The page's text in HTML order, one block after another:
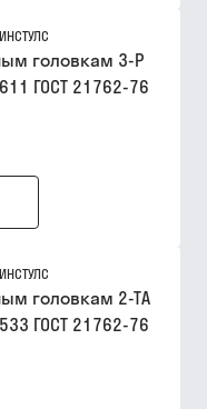
ИНСТУЛС
головкам 3-Р
ГОСТ 21762-76
ИНСТУЛС
головкам 2-ТА
ГОСТ 21762-76